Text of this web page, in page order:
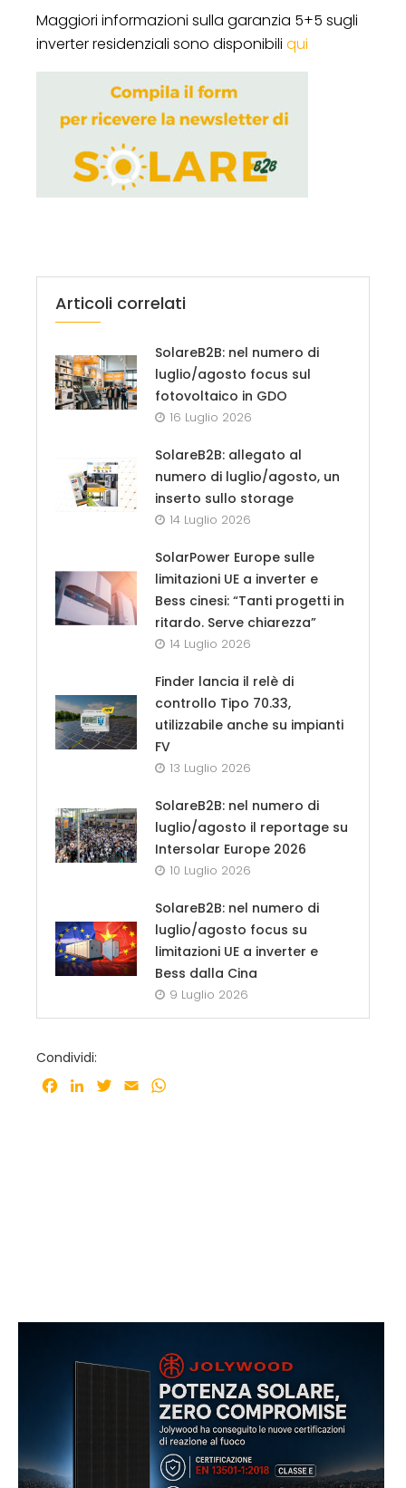
Maggiori informazioni sulla garanzia 5+5 sugli
inverter residenziali sono disponibili qui
Articoli correlati
SolareB2B: nel numero di
luglio/agosto focus sul
fotovoltaico in GDO
16 Luglio 2026
SolareB2B: allegato al
numero di luglio/agosto, un
inserto sullo storage
14 Luglio 2026
SolarPower Europe sulle
limitazioni UE a inverter e
Bess cinesi: “Tanti progetti in
ritardo. Serve chiarezza”
14 Luglio 2026
Finder lancia il relè di
controllo Tipo 70.33,
utilizzabile anche su impianti
FV
13 Luglio 2026
SolareB2B: nel numero di
luglio/agosto il reportage su
Intersolar Europe 2026
10 Luglio 2026
SolareB2B: nel numero di
luglio/agosto focus su
limitazioni UE a inverter e
Bess dalla Cina
9 Luglio 2026
Condividi:
Facebook
LinkedInTwitter
Email